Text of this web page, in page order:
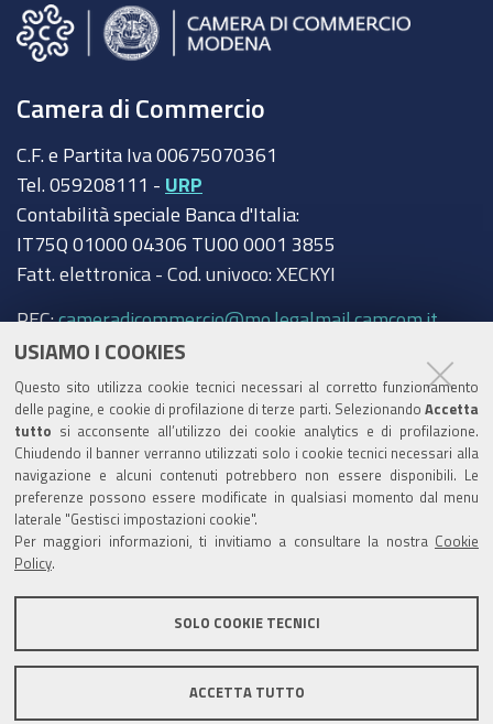
USIAMO I COOKIES
Questo sito utilizza cookie tecnici necessari al corretto funzionamento
delle pagine, e cookie di profilazione di terze parti. Selezionando Accetta
tutto si acconsente all’utilizzo dei cookie analytics e di profilazione.
Chiudendo il banner verranno utilizzati solo i cookie tecnici necessari alla
navigazione e alcuni contenuti potrebbero non essere disponibili. Le
preferenze possono essere modificate in qualsiasi momento dal menu
laterale "Gestisci impostazioni cookie".
Per maggiori informazioni, ti invitiamo a consultare la nostra Cookie
Policy
SOLO COOKIE TECNICI
ACCETTA TUTTO
Camera di Commercio
C.F. e Partita Iva 00675070361
Tel. 059208111 - URP
Contabilità speciale Banca d'Italia:
IT75Q 01000 04306 TU00 0001 3855
Fatt. elettronica - Cod. univoco: XECKYI
PEC:cameradicommercio@mo.legalmail.camcom.it
Trasparenza
Amministrazione trasparente
Albo Camerale
Pubblicità Legale
Area riservata Amministratori
Informativa generale
Informative privacy